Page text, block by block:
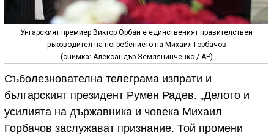
Унгарският премиер Виктор Орбан е единственият правителствен
ръководител на погребението на Михаил Горбачов
(снимка: Александър Землянинченко / АР)
Съболезнователна телеграма изпрати и
българският президент Румен Радев. „Делото и
усилията на държавника и човека Михаил
Горбачов заслужават признание. Той промени